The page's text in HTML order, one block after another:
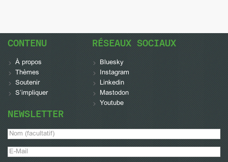
CONTENU
À propos
Thèmes
Soutenir
S’impliquer
RÉSEAUX SOCIAUX
Bluesky
Instagram
Linkedin
Mastodon
Youtube
NEWSLETTER